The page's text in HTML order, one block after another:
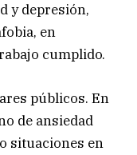
y depresión,
en
cumplido.
públicos. En
de ansiedad
situaciones en